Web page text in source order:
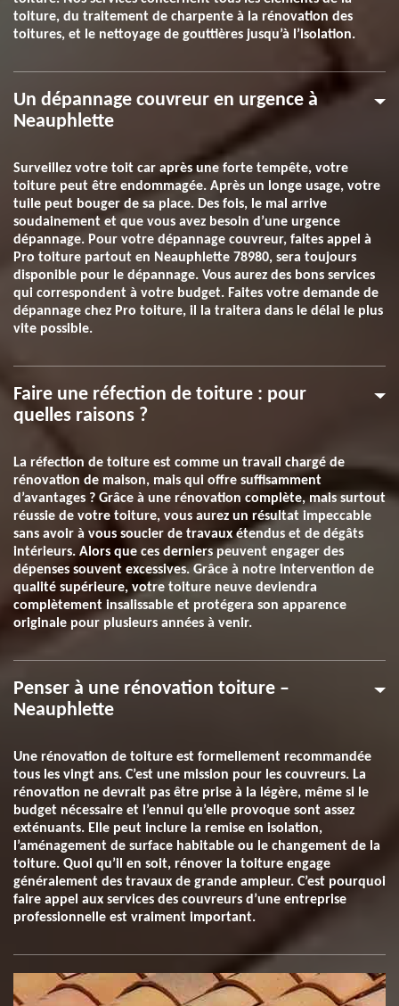
toiture, du traitement de charpente à la rénovation des
toitures, et le nettoyage de gouttières jusqu’à l’isolation.
Un dépannage couvreur en urgence à
Neauphlette
Surveillez votre toit car après une forte tempête, votre
toiture peut être endommagée. Après un longe usage, votre
tuile peut bouger de sa place. Des fois, le mal arrive
soudainement et que vous avez besoin d’une urgence
dépannage. Pour votre dépannage couvreur, faites appel à
Pro toiture partout en Neauphlette 78980, sera toujours
disponible pour le dépannage. Vous aurez des bons services
qui correspondent à votre budget. Faites votre demande de
dépannage chez Pro toiture, il la traitera dans le délai le plus
vite possible.
Faire une réfection de toiture : pour
quelles raisons ?
La réfection de toiture est comme un travail chargé de
rénovation de maison, mais qui offre suffisamment
d’avantages ? Grâce à une rénovation complète, mais surtout
réussie de votre toiture, vous aurez un résultat impeccable
sans avoir à vous soucier de travaux étendus et de dégâts
intérieurs. Alors que ces derniers peuvent engager des
dépenses souvent excessives. Grâce à notre intervention de
qualité supérieure, votre toiture neuve deviendra
complètement insalissable et protégera son apparence
originale pour plusieurs années à venir.
Penser à une rénovation toiture –
Neauphlette
Une rénovation de toiture est formellement recommandée
tous les vingt ans. C’est une mission pour les couvreurs. La
rénovation ne devrait pas être prise à la légère, même si le
budget nécessaire et l’ennui qu’elle provoque sont assez
exténuants. Elle peut inclure la remise en isolation,
l’aménagement de surface habitable ou le changement de la
toiture. Quoi qu’il en soit, rénover la toiture engage
généralement des travaux de grande ampleur. C’est pourquoi
faire appel aux services des couvreurs d’une entreprise
professionnelle est vraiment important.